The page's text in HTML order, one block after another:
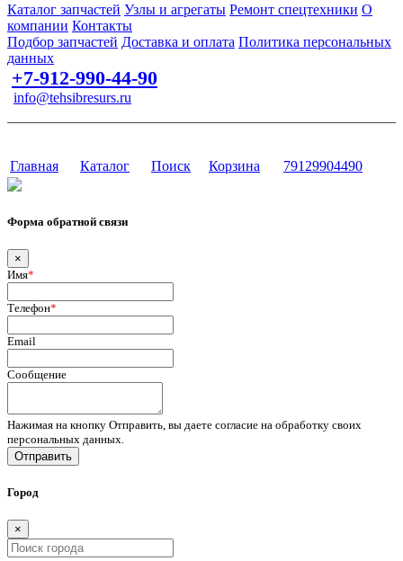
Каталог запчастей Узлы и агрегаты Ремонт спецтехники О
компании Контакты
Подбор запчастей Доставка и оплата Политика персональных
данных
+7-912-990-44-90
info@tehsibresurs.ru
Главная Каталог Поиск Корзина 79129904490
Форма обратной связи
×
Имя*
Телефон*
Email
Сообщение
Нажимая на кнопку Отправить, вы даете согласие на обработку своих
персональных данных.
Отправить
Город
×